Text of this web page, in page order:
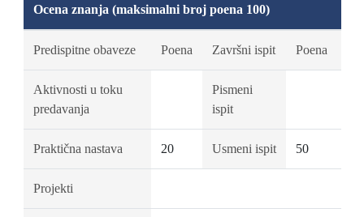
Ocena znanja (maksimalni broj poena 100)
Predispitne obaveze Poena Završni ispit Poena
Aktivnosti u toku
predavanja
Pismeni
ispit
Praktična nastava 20 Usmeni ispit 50
Projekti